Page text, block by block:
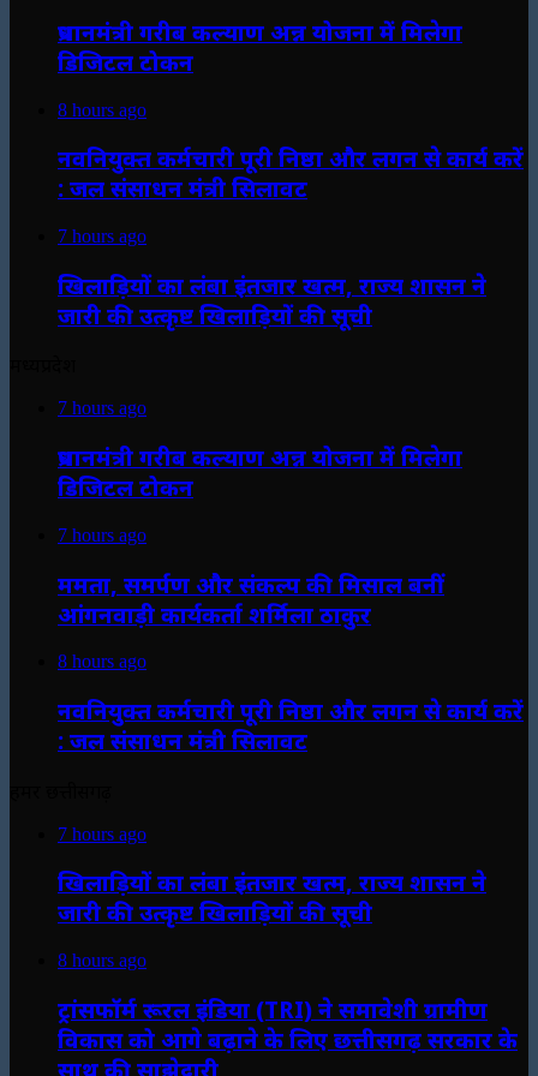
प्रधानमंत्री गरीब कल्याण अन्न योजना में मिलेगा
डिजिटल टोकन
8 hours ago
नवनियुक्त कर्मचारी पूरी निष्ठा और लगन से कार्य करें
: जल संसाधन मंत्री सिलावट
7 hours ago
खिलाड़ियों का लंबा इंतजार खत्म, राज्य शासन ने
जारी की उत्कृष्ट खिलाड़ियों की सूची
7 hours ago
प्रधानमंत्री गरीब कल्याण अन्न योजना में मिलेगा
डिजिटल टोकन
7 hours ago
ममता, समर्पण और संकल्प की मिसाल बनीं
आंगनवाड़ी कार्यकर्ता शर्मिला ठाकुर
8 hours ago
नवनियुक्त कर्मचारी पूरी निष्ठा और लगन से कार्य करें
: जल संसाधन मंत्री सिलावट
7 hours ago
खिलाड़ियों का लंबा इंतजार खत्म, राज्य शासन ने
जारी की उत्कृष्ट खिलाड़ियों की सूची
8 hours ago
ट्रांसफॉर्म रूरल इंडिया (TRI) ने समावेशी ग्रामीण
विकास को आगे बढ़ाने के लिए छत्तीसगढ़ सरकार के
साथ की साझेदारी